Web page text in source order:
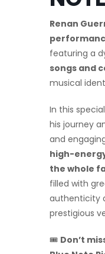
Renan
featuring a
songs and
musical
In this
his journey
and
high-
the whole
filled with
authenticity
prestigious
🎟️ Don’t